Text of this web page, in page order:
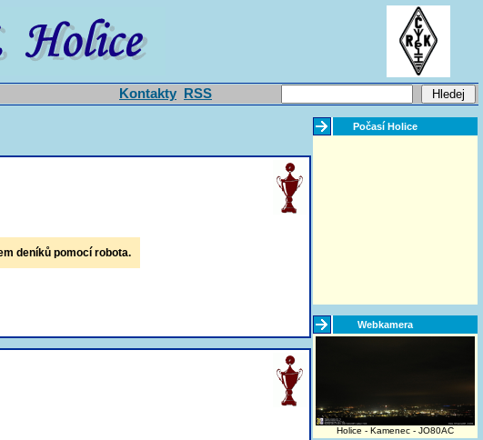
Kontakty RSS
deníků pomocí robota.
Počasí Holice
Webkamera
Holice - Kamenec - JO80AC